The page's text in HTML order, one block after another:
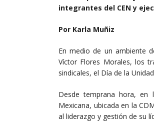
integrantes del CEN y
Por Karla Muñiz
En medio de un ambiente
Víctor Flores Morales, los
sindicales, el Día de la
Desde temprana hora, en
Mexicana, ubicada en la
al liderazgo y gestión de su